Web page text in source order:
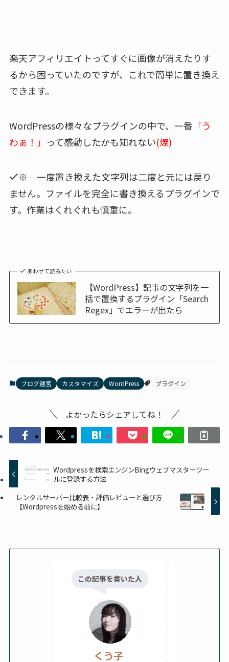
楽天アフィリエイトってすぐに画像が消えたりす
るから困っていたのですが、これで簡単に置き換え
できます。
WordPressの様々なプラグインの中で、一番 「う
わぁ！」 って感動したかも知れない(爆)
※ 一度置き換えた文字列は二度と元には戻り
ません。ファイルを完全に書き換えるプラグインで
す。作業はくれぐれも慎重に。
あわせて読みたい
【WordPress】記事の文字列を一
括で置換するプラグイン「Search
Regex」でエラーが出たら
ブログ運営 カスタマイズ WordPress プラグイン
よかったらシェアしてね！
Wordpressを検索エンジンBingウェブマスターツー
ルに登録する方法
レンタルサーバー比較表・評価レビューと選び方
【Wordpressを始める前に】